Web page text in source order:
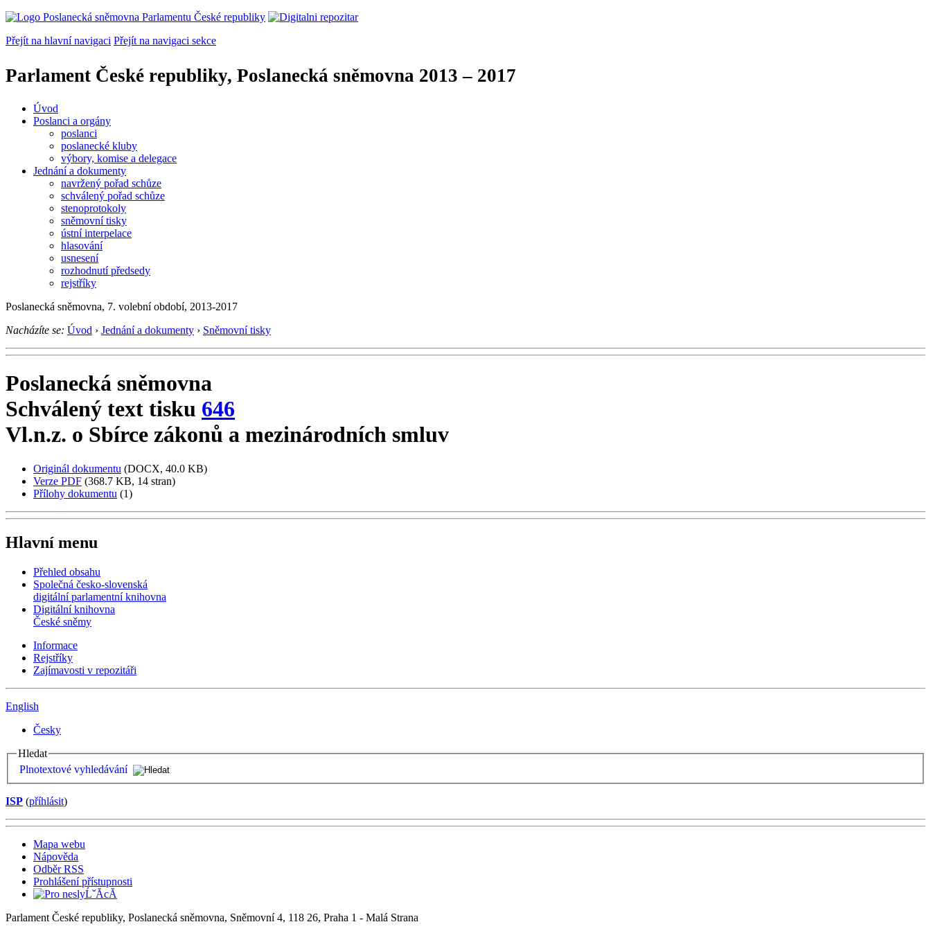
Přejít na hlavní navigaci Přejít na navigaci sekce
Parlament České republiky, Poslanecká sněmovna 2013 – 2017
Úvod
Poslanci a orgány
poslanci
poslanecké kluby
výbory, komise a delegace
Jednání a dokumenty
navržený pořad schůze
schválený pořad schůze
stenoprotokoly
sněmovní tisky
ústní interpelace
hlasování
usnesení
rozhodnutí předsedy
rejstříky
Poslanecká sněmovna, 7. volební období, 2013-2017
Nacházíte se: Úvod › Jednání a dokumenty › Sněmovní tisky
Poslanecká sněmovna
Schválený text tisku 646
Vl.n.z. o Sbírce zákonů a mezinárodních smluv
Originál dokumentu (DOCX, 40.0 KB)
Verze PDF (368.7 KB, 14 stran)
Přílohy dokumentu (1)
Hlavní menu
Přehled obsahu
Společná česko-slovenská
digitální parlamentní knihovna
Digitální knihovna
České sněmy
Informace
Rejstříky
Zajímavosti v repozitáři
English
Česky
Hledat
Plnotextové vyhledávání
ISP (příhlásit)
Mapa webu
Nápověda
Odběr RSS
Prohlášení přístupnosti
Parlament České republiky, Poslanecká sněmovna, Sněmovní 4, 118 26, Praha 1 - Malá Strana